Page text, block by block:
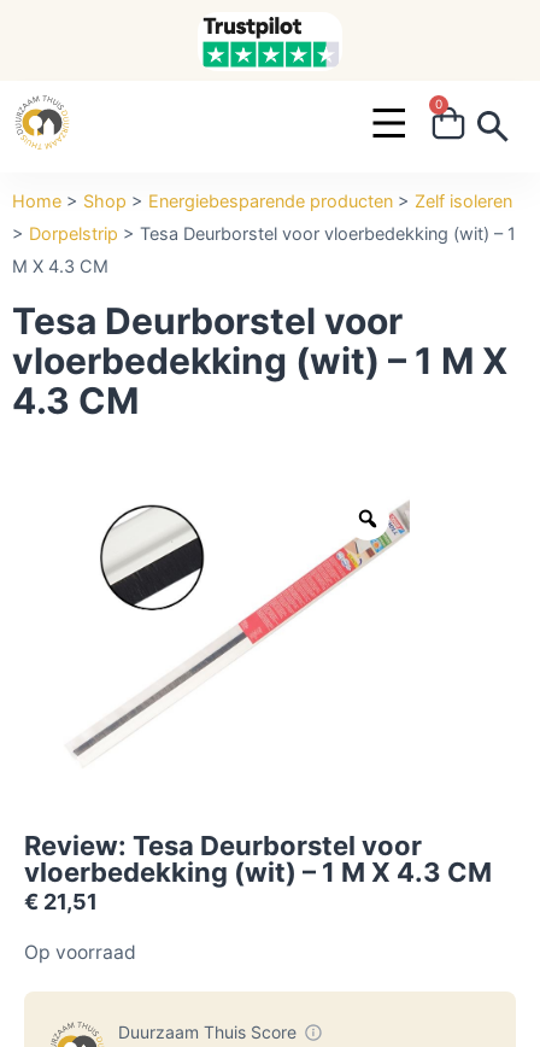
0
Home > Shop > Energiebesparende producten > Zelf isoleren
> Dorpelstrip > Tesa Deurborstel voor vloerbedekking (wit) – 1
M X 4.3 CM
Tesa Deurborstel voor
vloerbedekking (wit) – 1 M X
4.3 CM
Review: Tesa Deurborstel voor
vloerbedekking (wit) – 1 M X 4.3 CM
€ 21,51
Op voorraad
Duurzaam Thuis Score